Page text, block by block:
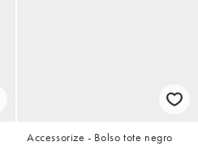
Accessorize - Bolso tote negro